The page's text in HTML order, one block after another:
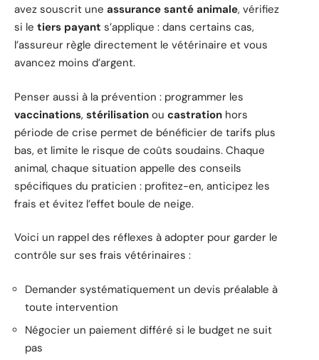
avez souscrit une assurance santé animale, vérifiez
si le tiers payant s’applique : dans certains cas,
l’assureur règle directement le vétérinaire et vous
avancez moins d’argent.
Penser aussi à la prévention : programmer les
vaccinations, stérilisation ou castration hors
période de crise permet de bénéficier de tarifs plus
bas, et limite le risque de coûts soudains. Chaque
animal, chaque situation appelle des conseils
spécifiques du praticien : profitez-en, anticipez les
frais et évitez l’effet boule de neige.
Voici un rappel des réflexes à adopter pour garder le
contrôle sur ses frais vétérinaires :
Demander systématiquement un devis préalable à
toute intervention
Négocier un paiement différé si le budget ne suit
pas